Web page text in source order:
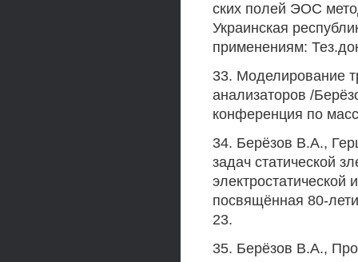
ских полей ЭОС
Украинская
применениям:
33. Моделирование
анализаторов /
конференция по
34. Берёзов В.А.,
задач статической
электростатической
посвящённая 80-
23.
35. Берёзов В.А.,